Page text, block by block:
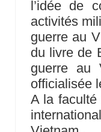
l’idée de
activités
guerre au
du livre de
guerre au
officialisée
A la faculté